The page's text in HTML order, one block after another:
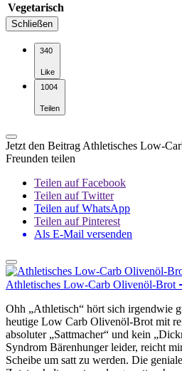
Vegetarisch
Schließen
340
Like
1004
Teilen
Jetzt den Beitrag Athletisches Low-
Freunden teilen
Teilen auf Facebook
Teilen auf Twitter
Teilen auf WhatsApp
Teilen auf Pinterest
Als E-Mail versenden
Athletisches Low-Carb Olivenöl-Brot
Ohh „Athletisch“ hört sich irgendwie
heutige Low Carb Olivenöl-Brot mit
absoluter „Sattmacher“ und kein
Syndrom Bärenhunger leider, reicht
Scheibe um satt zu werden. Die